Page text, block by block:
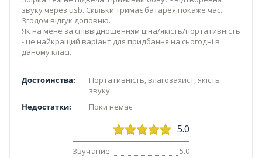
звуку через usb. Скільки тримає батарея покаже час.
Згодом відгук доповню.
Як на мене за співвідношенням ціна/якість/портативність
- це найкращий варіант для придбання на сьогодні в
даному класі.
Достоинства:
Портативність, влагозахист, якість
звуку
Недостатки:
Поки немає
5.0
Звучание 5.0